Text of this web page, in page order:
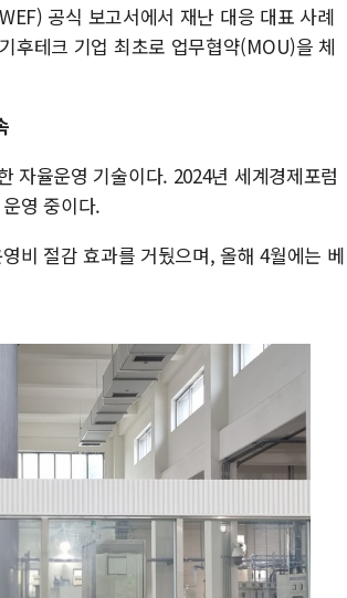
공식 보고서에서 재난 대응 대표 사례
후테크 기업 최초로 업무협약(MOU)을 체
자율운영 기술이다. 2024년 세계경제포럼
영 중이다.
비 절감 효과를 거뒀으며, 올해 4월에는 베